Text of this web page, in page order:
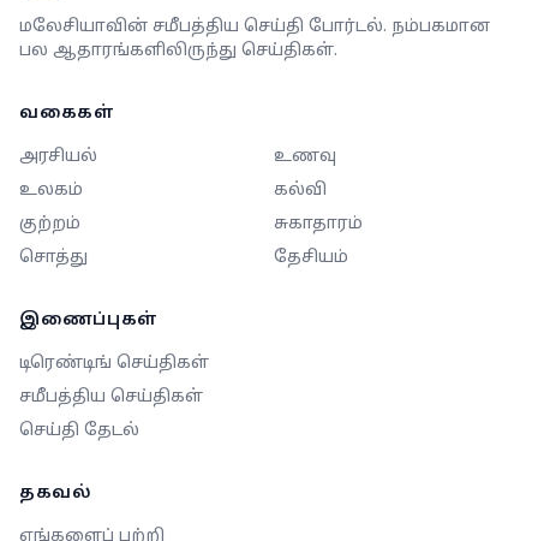
மலேசியாவின் சமீபத்திய செய்தி போர்டல். நம்பகமான
பல ஆதாரங்களிலிருந்து செய்திகள்.
வகைகள்
அரசியல்
உணவு
உலகம்
கல்வி
குற்றம்
சுகாதாரம்
சொத்து
தேசியம்
இணைப்புகள்
டிரெண்டிங் செய்திகள்
சமீபத்திய செய்திகள்
செய்தி தேடல்
தகவல்